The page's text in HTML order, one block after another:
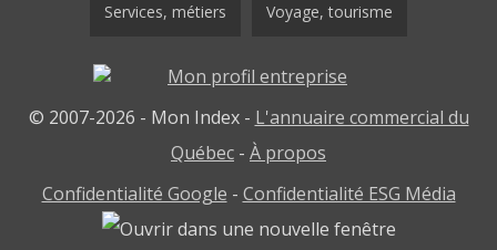
Services, métiers Voyage, tourisme
© 2007-2026 - Mon Index - L'annuaire commercial du
Québec - À propos
Confidentialité Google - Confidentialité ESG Média